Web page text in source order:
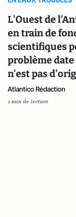
L'Ouest de
en train de
scientifiques
problème date
n'est pas
Atlantico Rédaction
1 min de lecture